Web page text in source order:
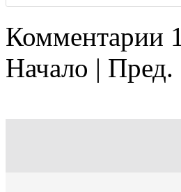
Комментарии
Начало | Пред.